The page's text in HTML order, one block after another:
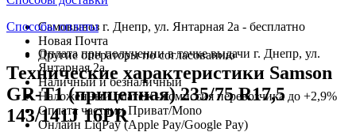
Самовывоз г. Днепр, ул. Янтарная 2а - бесплатно
Новая Почта
Другие операторы по согласованию
Способы оплаты
Оплата при получении в точке выдачи г. Днепр, ул.
Янтарная 2а
Наличный и безналичный
Наложенный платеж - комиссия перевозчика до +2,9%
Оплата частями Приват/Mono
Онлайн LiqPay (Apple Pay/Google Pay)
Технические характеристики Samson
GR-T1 (прицепная) 235/75 R17,5
143/141J 16PR